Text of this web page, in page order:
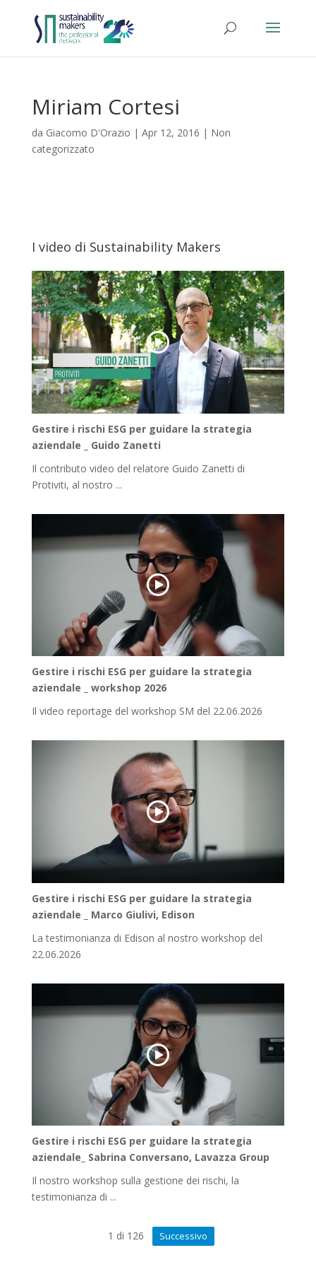
Miriam Cortesi
da Giacomo D'Orazio | Apr 12, 2016 | Non
categorizzato
I video di Sustainability Makers
Gestire i rischi ESG per guidare la strategia
aziendale _ Guido Zanetti
Il contributo video del relatore Guido Zanetti di
Protiviti, al nostro ...
Gestire i rischi ESG per guidare la strategia
aziendale _ workshop 2026
Il video reportage del workshop SM del 22.06.2026
Gestire i rischi ESG per guidare la strategia
aziendale _ Marco Giulivi, Edison
La testimonianza di Edison al nostro workshop del
22.06.2026
Gestire i rischi ESG per guidare la strategia
aziendale_ Sabrina Conversano, Lavazza Group
Il nostro workshop sulla gestione dei rischi, la
testimonianza di ...
1 di 126 Successivo